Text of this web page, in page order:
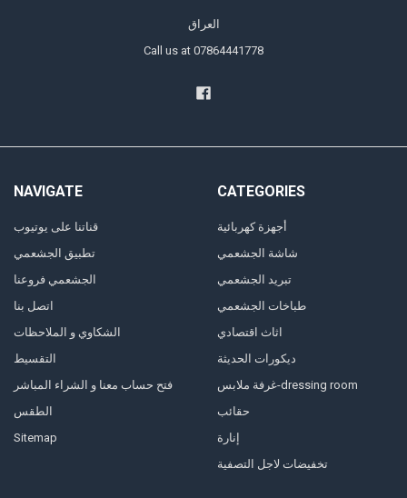
العراق
Call us at 07864441778
NAVIGATE
قناتنا على يوتيوب
تطبيق الجشعمي
الجشعمي فروعنا
اتصل بنا
الشكاوي و الملاحظات
التقسيط
فتح حساب معنا و الشراء المباشر
الطقس
Sitemap
CATEGORIES
أجهزة كهربائية
شاشة الجشعمي
تبريد الجشعمي
طباخات الجشعمي
اثاث اقتصادي
ديكورات الحديثة
غرفة ملابس-dressing room
حقائب
إنارة
تخفيضات لاجل التصفية